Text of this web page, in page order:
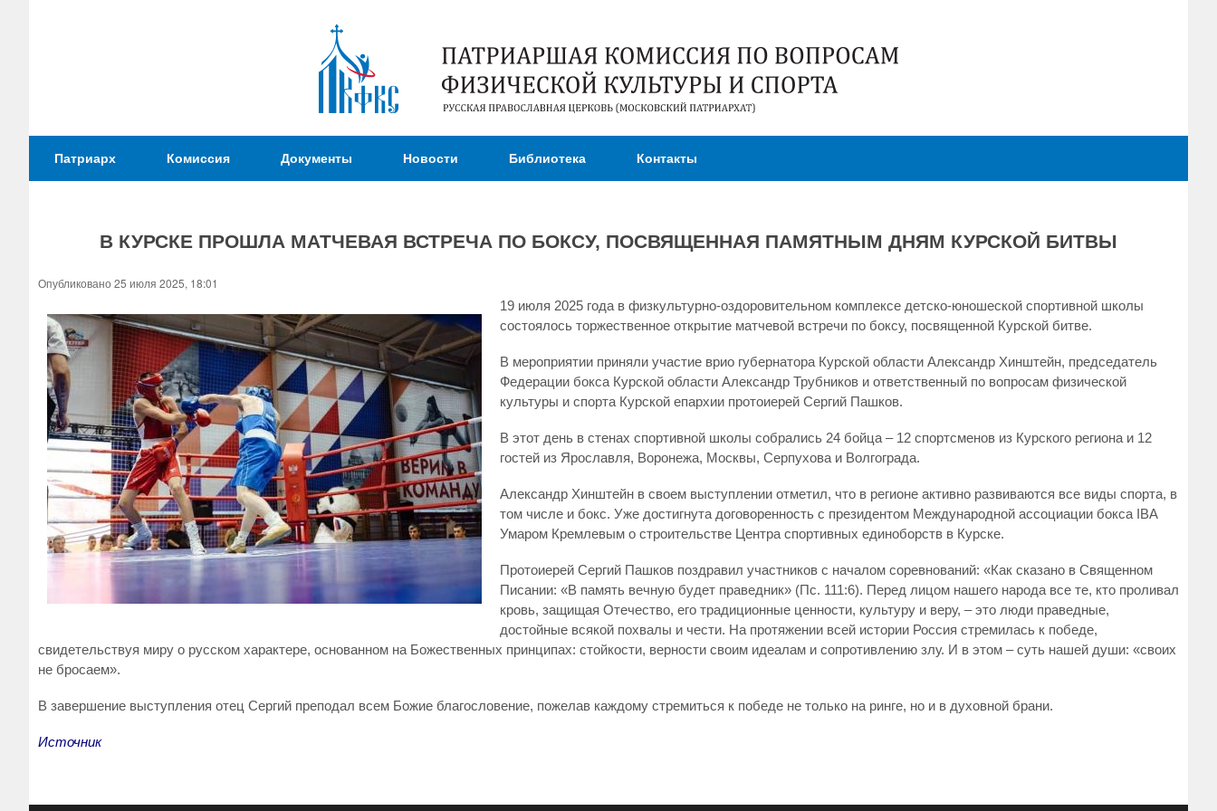
содержанию
Патриаршая
Комиссия
вопросам
физической
культуры и
спорта
Патриарх Комиссия Документы Новости Библиотека Контакты
Вы
В КУРСКЕ ПРОШЛА МАТЧЕВАЯ ВСТРЕЧА ПО БОКСУ, ПОСВЯЩЕННАЯ ПАМЯТНЫМ ДНЯМ КУРСКОЙ БИТВЫ
Опубликовано 25 июля 2025, 18:01
19 июля 2025 года в физкультурно-оздоровительном комплексе детско-юношеской спортивной школы
состоялось торжественное открытие матчевой встречи по боксу, посвященной Курской битве.
В мероприятии приняли участие врио губернатора Курской области Александр Хинштейн, председатель
Федерации бокса Курской области Александр Трубников и ответственный по вопросам физической
культуры и спорта Курской епархии протоиерей Сергий Пашков.
В этот день в стенах спортивной школы собрались 24 бойца – 12 спортсменов из Курского региона и 12
гостей из Ярославля, Воронежа, Москвы, Серпухова и Волгограда.
Александр Хинштейн в своем выступлении отметил, что в регионе активно развиваются все виды спорта, в
том числе и бокс. Уже достигнута договоренность с президентом Международной ассоциации бокса IBA
Умаром Кремлевым о строительстве Центра спортивных единоборств в Курске.
Протоиерей Сергий Пашков поздравил участников с началом соревнований: «Как сказано в Священном
Писании: «В память вечную будет праведник» (Пс. 111:6). Перед лицом нашего народа все те, кто проливал
кровь, защищая Отечество, его традиционные ценности, культуру и веру, – это люди праведные,
достойные всякой похвалы и чести. На протяжении всей истории Россия стремилась к победе,
свидетельствуя миру о русском характере, основанном на Божественных принципах: стойкости, верности своим идеалам и сопротивлению злу. И в этом – суть нашей души: «своих
не бросаем».
В завершение выступления отец Сергий преподал всем Божие благословение, пожелав каждому стремиться к победе не только на ринге, но и в духовной брани.
Источник